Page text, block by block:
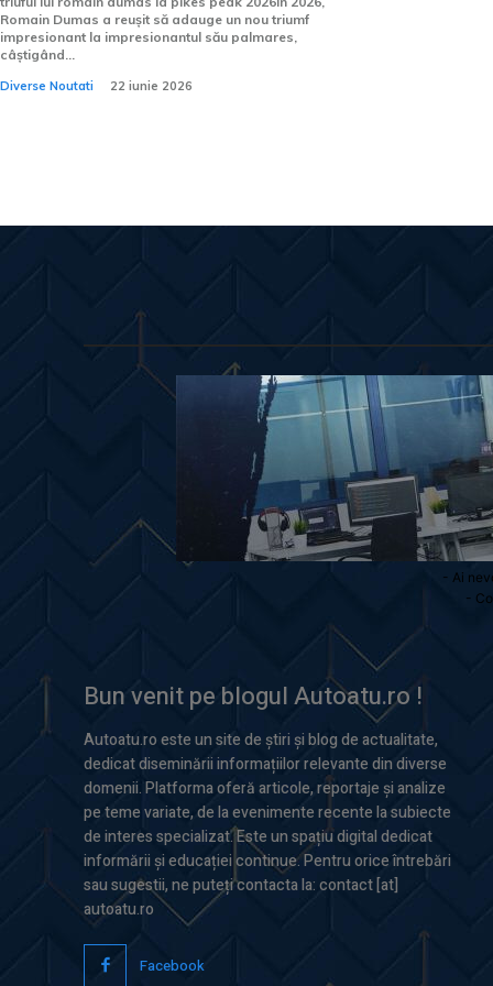
Romain Dumas a reușit să adauge un nou triumf
impresionant la impresionantul său palmares,
câștigând...
Diverse Noutati 22 iunie 2026
- Ai
-
Bun venit pe blogul Autoatu.ro !
Autoatu.ro este un site de știri și blog de actualitate,
dedicat diseminării informațiilor relevante din diverse
domenii. Platforma oferă articole, reportaje și analize
pe teme variate, de la evenimente recente la subiecte
de interes specializat. Este un spațiu digital dedicat
informării și educației continue. Pentru orice întrebări
sau sugestii, ne puteți contacta la: contact [at]
autoatu.ro
Facebook